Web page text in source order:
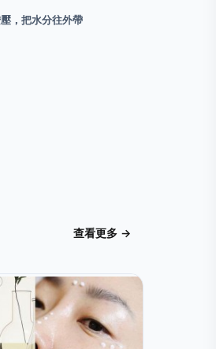
，把水分往外帶
查看更多 →